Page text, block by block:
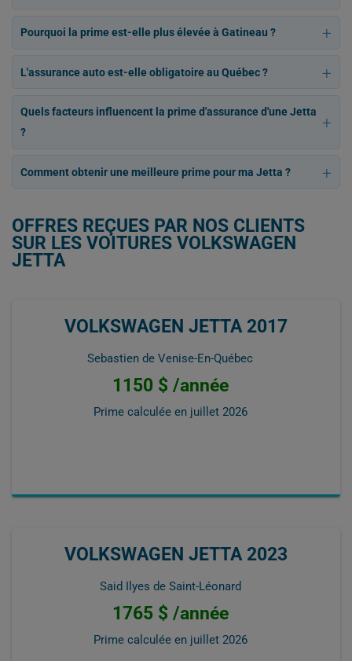
Pourquoi la prime est-elle plus élevée à Gatineau ?
L'assurance auto est-elle obligatoire au Québec ?
Quels facteurs influencent la prime d'assurance d'une Jetta
?
Comment obtenir une meilleure prime pour ma Jetta ?
OFFRES REÇUES PAR NOS CLIENTS
SUR LES VOITURES VOLKSWAGEN
JETTA
VOLKSWAGEN JETTA 2017
Sebastien de Venise-En-Québec
1150 $ /année
Prime calculée en juillet 2026
VOLKSWAGEN JETTA 2023
Said Ilyes de Saint-Léonard
1765 $ /année
Prime calculée en juillet 2026